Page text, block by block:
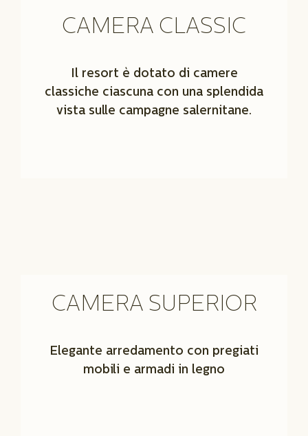
CAMERA CLASSIC
Il resort è dotato di camere
classiche ciascuna con una splendida
vista sulle campagne salernitane.
CAMERA SUPERIOR
Elegante arredamento con pregiati
mobili e armadi in legno